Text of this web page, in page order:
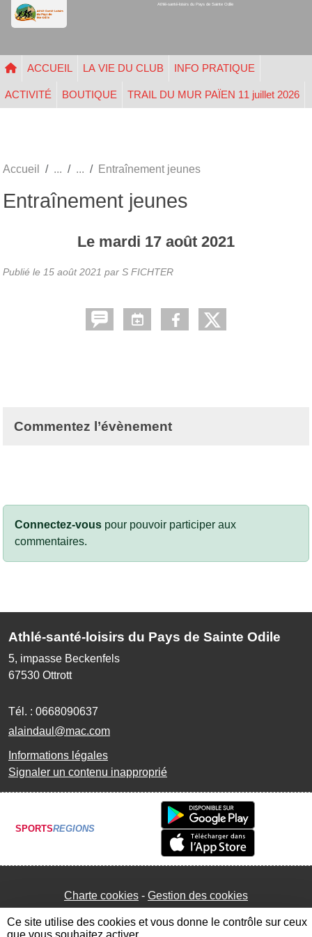
Athlé-santé-loisirs du Pays de Sainte Odile
ACCUEIL LA VIE DU CLUB INFO PRATIQUE
ACTIVITÉ BOUTIQUE TRAIL DU MUR PAÏEN 11 juillet 2026
Accueil Entraînement jeunes
Entraînement jeunes
Le mardi 17 août 2021
Publié le 15 août 2021 par S FICHTER
Commentez l’évènement
Connectez-vous pour pouvoir participer aux
commentaires.
Athlé-santé-loisirs du Pays de Sainte Odile
5, impasse Beckenfels
67530 Ottrott
Tél. : 0668090637
alaindaul@mac.com
Informations légales
Signaler un contenu inapproprié
SPORTSREGIONS
Charte cookies Gestion des cookies
Panneau de gestion des cookies
Ce site utilise des cookies et vous donne le contrôle sur ceux
que vous souhaitez activer